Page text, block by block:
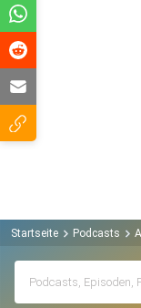
Startseite Podcasts